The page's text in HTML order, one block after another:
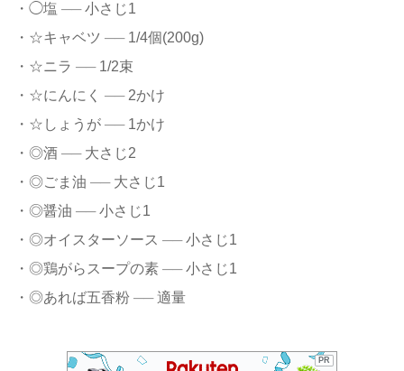
・◯塩 ──小さじ1
・☆キャベツ ──1/4個(200g)
・☆ニラ ──1/2束
・☆にんにく ──2かけ
・☆しょうが ──1かけ
・◎酒 ──大さじ2
・◎ごま油 ──大さじ1
・◎醤油 ──小さじ1
・◎オイスターソース ──小さじ1
・◎鶏がらスープの素 ──小さじ1
・◎あれば五香粉 ──適量
PR